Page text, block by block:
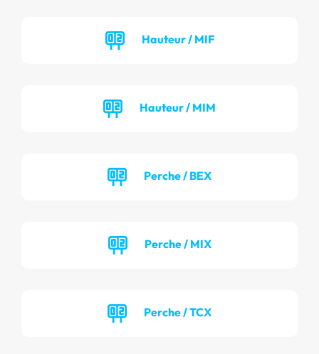
Hauteur / MIF
Hauteur / MIM
Perche / BEX
Perche / MIX
Perche / TCX